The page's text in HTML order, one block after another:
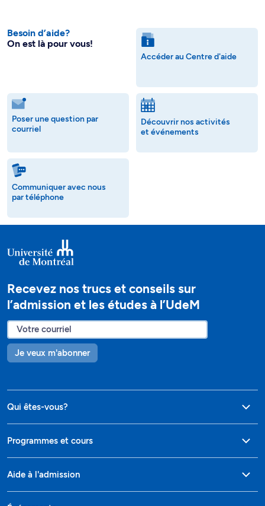
Besoin d’aide?
On est là pour vous!
Accéder au Centre d'aide
Poser une question par
courriel
Découvrir nos activités
et événements
Communiquer avec nous
par téléphone
Recevez nos trucs et conseils sur
l’admission et les études à l’UdeM
Je veux m'abonner
Qui êtes-vous?
Programmes et cours
Aide à l'admission